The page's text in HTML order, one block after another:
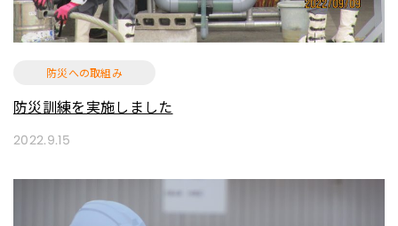
2022.9.15
防災への取組み
防災訓練を実施しました